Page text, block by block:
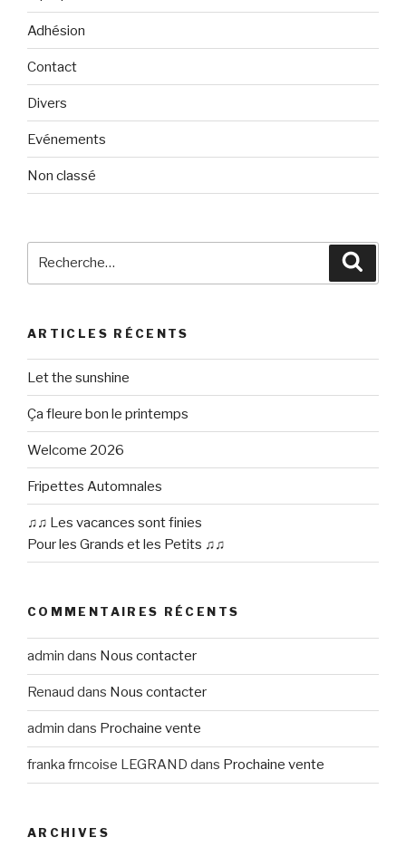
Adhésion
Contact
Divers
Evénements
Non classé
ARTICLES RÉCENTS
Let the sunshine
Ça fleure bon le printemps
Welcome 2026
Fripettes Automnales
♫♫ Les vacances sont finies
Pour les Grands et les Petits ♫♫
COMMENTAIRES RÉCENTS
admin dans Nous contacter
Renaud dans Nous contacter
admin dans Prochaine vente
franka frncoise LEGRAND dans Prochaine vente
ARCHIVES